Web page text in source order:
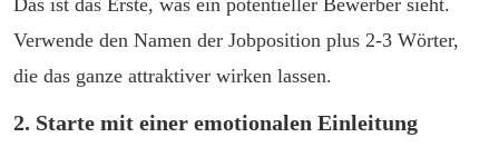
Das ist das Erste, was ein potentieller Bewerber sieht.
Verwende den Namen der Jobposition plus 2-3 Wörter,
die das ganze attraktiver wirken lassen.
2. Starte mit einer emotionalen Einleitung